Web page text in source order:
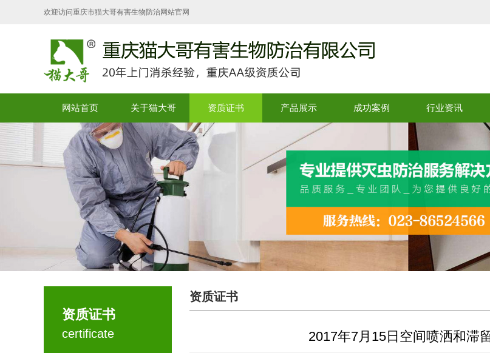
欢迎访问重庆市猫大哥有害生物防治网站官网
网站首页 关于猫大哥 资质证书 产品展示 成功案例 行业资讯
资质证书
certificate
资质证书
2017年7月15日空间喷洒和滞